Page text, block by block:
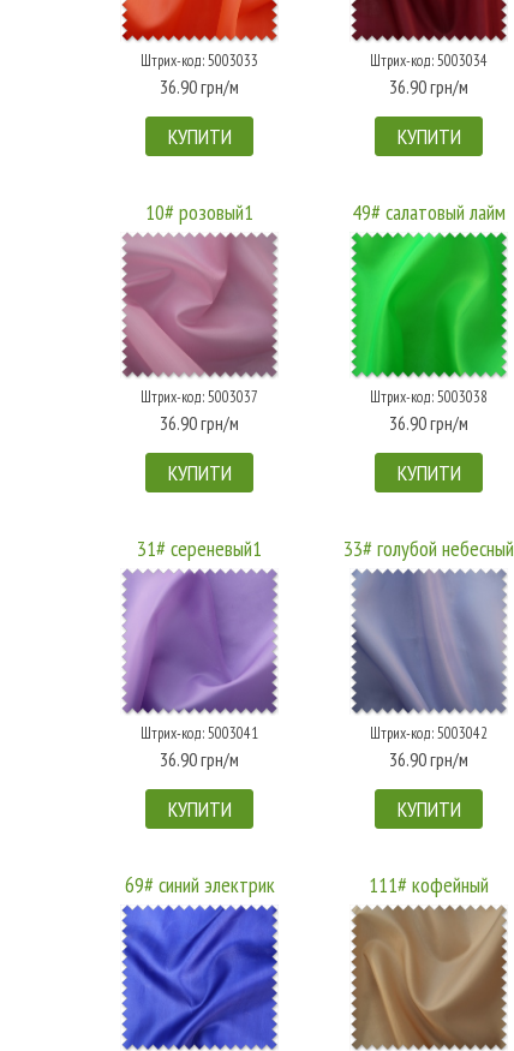
Штрих-код: 5003033
36.90 грн/м
КУПИТИ
Штрих-код: 5003034
36.90 грн/м
КУПИТИ
10# розовый1
Штрих-код: 5003037
36.90 грн/м
КУПИТИ
49# салатовый лайм
Штрих-код: 5003038
36.90 грн/м
КУПИТИ
31# сереневый1
Штрих-код: 5003041
36.90 грн/м
КУПИТИ
33# голубой небесный
Штрих-код: 5003042
36.90 грн/м
КУПИТИ
69# синий электрик 111# кофейный